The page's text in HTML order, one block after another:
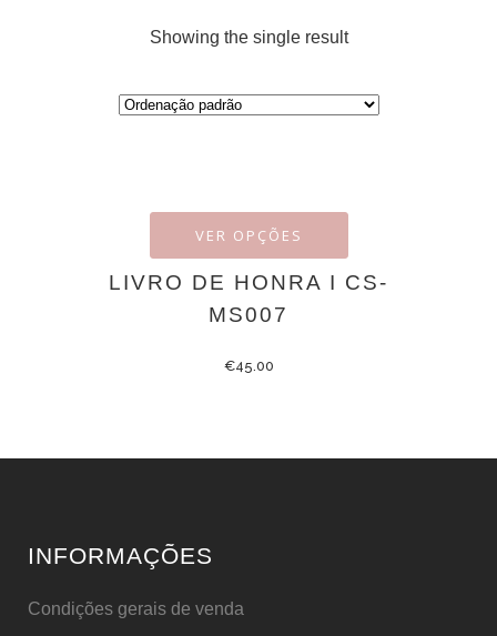
Showing the single result
VER OPÇÕES
LIVRO DE HONRA I CS-
MS007
€45.00
INFORMAÇÕES
Condições gerais de venda